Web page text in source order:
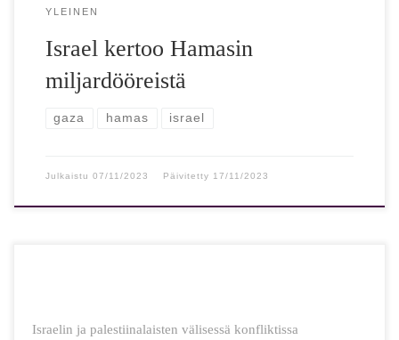
YLEINEN
Israel kertoo Hamasin
miljardööreistä
gaza hamas israel
Julkaistu 07/11/2023 Päivitetty 17/11/2023
Israelin ja palestiinalaisten välisessä konfliktissa